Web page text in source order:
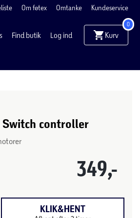
Om føtex Omtanke Kundeservice
Find butik Log ind Kurv
0
controller
349,-
KLIK&HENT